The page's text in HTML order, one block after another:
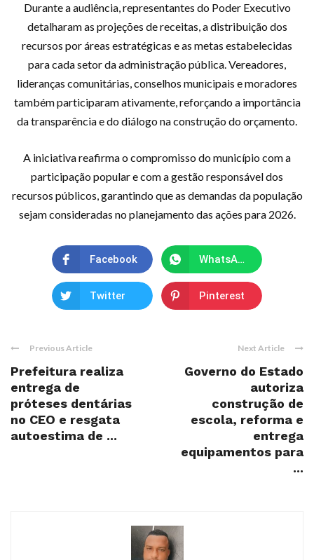
Durante a audiência, representantes do Poder Executivo
detalharam as projeções de receitas, a distribuição dos
recursos por áreas estratégicas e as metas estabelecidas
para cada setor da administração pública. Vereadores,
lideranças comunitárias, conselhos municipais e moradores
também participaram ativamente, reforçando a importância
da transparência e do diálogo na construção do orçamento.
A iniciativa reafirma o compromisso do município com a
participação popular e com a gestão responsável dos
recursos públicos, garantindo que as demandas da população
sejam consideradas no planejamento das ações para 2026.
Facebook WhatsApp
Twitter Pinterest
Previous Article
Prefeitura realiza
entrega de
próteses dentárias
no CEO e resgata
autoestima de ...
Next Article
Governo do Estado
autoriza
construção de
escola, reforma e
entrega
equipamentos para
...